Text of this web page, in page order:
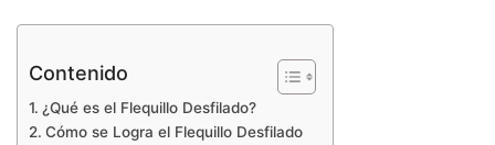
Contenido
¿Qué es el Flequillo Desfilado?
Cómo se Logra el Flequillo Desfilado